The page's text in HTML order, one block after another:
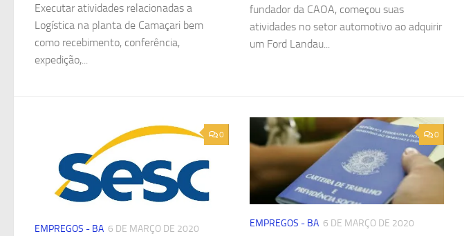
Executar atividades relacionadas a
Logística na planta de Camaçari bem
como recebimento, conferência,
expedição,...
fundador da CAOA, começou suas
atividades no setor automotivo ao adquirir
um Ford Landau...
0
EMPREGOS - BA 6 DE MARÇO DE 2020
0
EMPREGOS - BA 6 DE MARÇO DE 2020